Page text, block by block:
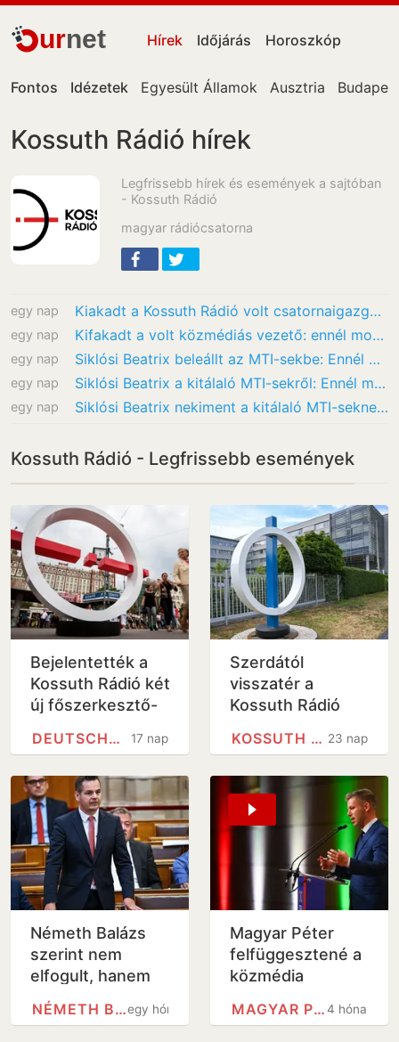
urnet Hírek Időjárás Horoszkóp
Fontos Idézetek Egyesült Államok Ausztria
Kossuth Rádió hírek
Legfrissebb hírek és események a sajtóban
- Kossuth Rádió
magyar rádiócsatorna
egy nap Kiakadt a Kossuth Rádió volt csatornaigazgatója, mocskosnak és aljasnak nevezete a…
egy nap Kifakadt a volt közmédiás vezető: ennél mocskosabb, aljasabb dolgot az elmúlt évtizedek…
egy nap Siklósi Beatrix beleállt az MTI-sekbe: Ennél mocskosabb dolgot kollégák az elmúlt…
egy nap Siklósi Beatrix a kitálaló MTI-sekről: Ennél mocskosabb, aljasabb dolgot kollégák az…
egy nap Siklósi Beatrix nekiment a kitálaló MTI-seknek: Mocskos, aljas, legalja
Kossuth Rádió - Legfrissebb események
Bejelentették a
Kossuth Rádió két
új főszerkesztő-
17 nap
DEUTSCHE WELLE
Szerdától
visszatér a
Kossuth Rádió
23 nap
KOSSUTH RÁDIÓ
Németh Balázs
szerint nem
elfogult, hanem
patrióta volt a
közmédia
egy hónap
NÉMETH BALÁZS (MOTORVERSENYZŐ)
Magyar Péter
felfüggesztené a
közmédia
sajtószabadság
4 hónap
MAGYAR PÉTER